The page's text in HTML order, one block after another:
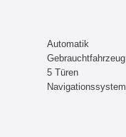
Automatik
Gebrauchtfahrzeug
5 Türen
Navigationssystem